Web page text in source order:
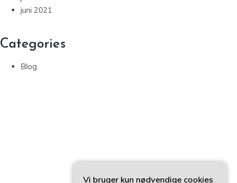
juni 2021
Categories
Blog
Vi bruger kun nødvendige cookies